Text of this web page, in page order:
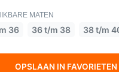
MATEN
36 36 t/m 38 38 t/m
OPSLAAN IN FAVORIETEN